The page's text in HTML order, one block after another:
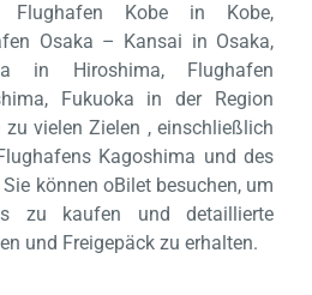
Flughafen Kobe in Kobe,
Osaka – Kansai in Osaka,
in Hiroshima, Flughafen
Fukuoka in der Region
vielen Zielen , einschließlich
Kagoshima und des
können oBilet besuchen, um
zu kaufen und detaillierte
und Freigepäck zu erhalten.